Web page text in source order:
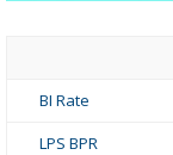
BI Rate
LPS BPR